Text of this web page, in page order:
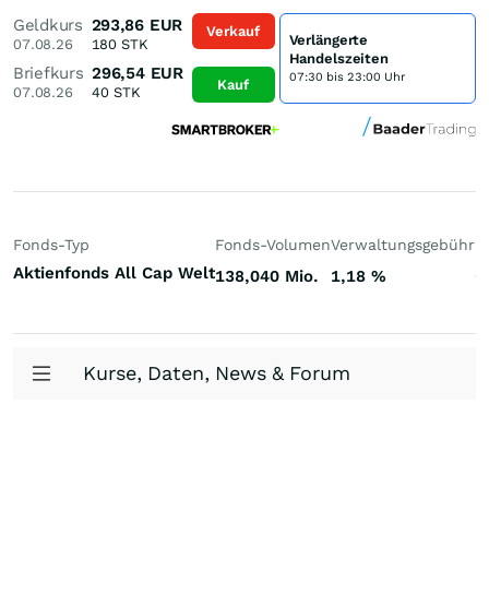
Geldkurs
07.08.26
293,86 EUR
180 STK
Briefkurs
07.08.26
296,54 EUR
40 STK
Verkauf
Kauf
Verlängerte
Handelszeiten
07:30 bis 23:00 Uhr
Fonds-Typ
Aktienfonds All Cap Welt
Fonds-Volumen
138,040 Mio.
Verwaltungsgebühr
1,18 %
Kurse, Daten, News & Forum